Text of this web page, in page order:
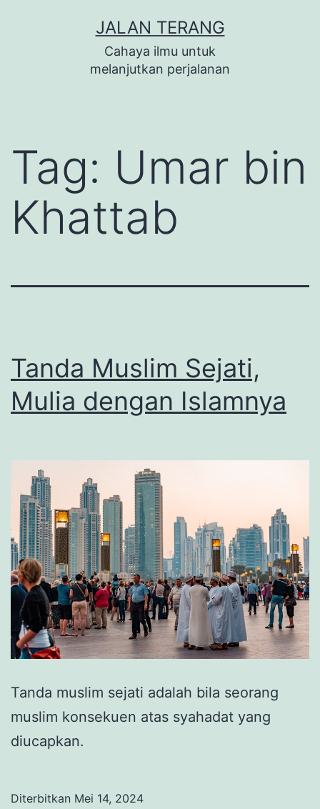
JALAN TERANG
Cahaya ilmu untuk
melanjutkan perjalanan
Tag: Umar bin
Khattab
Tanda Muslim Sejati,
Mulia dengan Islamnya
Tanda muslim sejati adalah bila seorang
muslim konsekuen atas syahadat yang
diucapkan.
Diterbitkan Mei 14, 2024